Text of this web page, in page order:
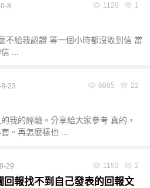
1120 1
8
不給我認證 等一個小時都沒收到信 當
...
6865 22
23
我的經驗。分享給大家參考 真的，
。再怎麼樣也 ...
1153 2
29
報找不到自己發表的回報文